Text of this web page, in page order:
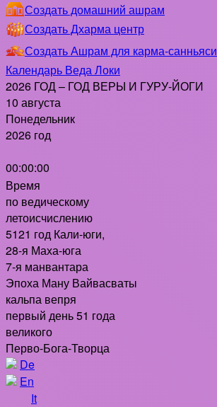
Создать домашний ашрам
Создать Дхарма центр
Создать Ашрам для карма-санньяси
Календарь Веда Локи
2026 ГОД – ГОД ВЕРЫ И ГУРУ-ЙОГИ
10 августа
Понедельник
2026 год
00:00:00
Время
по ведическому
летоисчислению
5121 год Кали-юги,
28-я Маха-юга
7-я манвантара
Эпоха Ману Вайвасваты
кальпа вепря
первый день 51 года
великого
Перво-Бога-Творца
De
En
It